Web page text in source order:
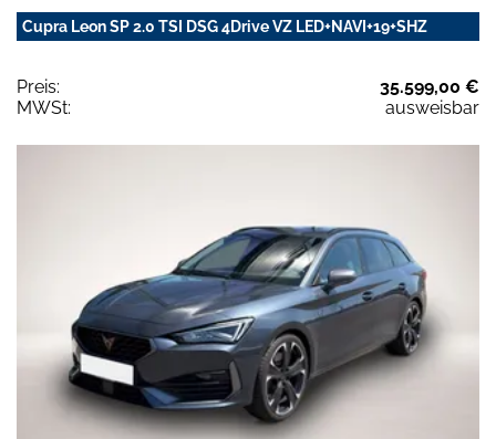
Cupra Leon SP 2.0 TSI DSG 4Drive VZ LED+NAVI+19+SHZ
Preis:
35.599,00 €
MWSt:
ausweisbar